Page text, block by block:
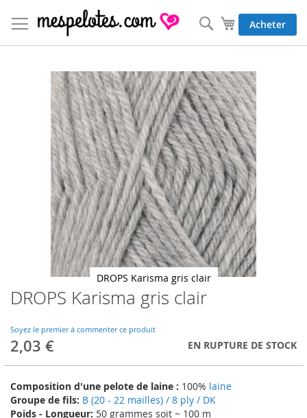
au
contenu
Mon panier
Acheter
Rechercher
DROPS Karisma gris clair
Soyez le premier à commenter ce produit
2,03 € EN RUPTURE DE STOCK
Composition d'une pelote de laine : 100% laine
Groupe de fils: B (20 - 22 mailles) / 8 ply / DK
Poids - Longueur: 50 grammes soit ~ 100 m
DROPS Karisma gris clair
Skip
to
beginning
of
the
gallery